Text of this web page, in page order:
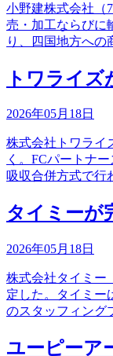
小野建株式会社（
売・加工ならびに
り、四国地方への
トワライ
2026年05月18日
株式会社トワライ
く。FCパートナ
吸収合併方式で行
タイミーが
2026年05月18日
株式会社タイミー
定した。タイミー
のスタッフィング
ユーピーア